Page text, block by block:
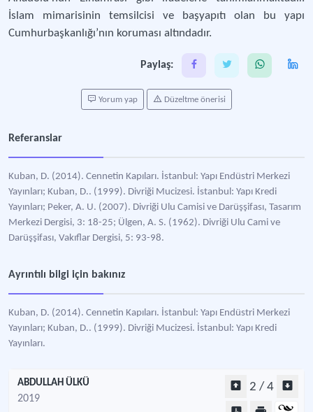
İslam mimarisinin temsilcisi ve başyapıtı olan bu yapı
Cumhurbaşkanlığı’nın koruması altındadır.
Paylaş:
Yorum yap Düzeltme önerisi
Referanslar
Kuban, D. (2014). Cennetin Kapıları. İstanbul: Yapı Endüstri Merkezi
Yayınları; Kuban, D.. (1999). Divriği Mucizesi. İstanbul: Yapı Kredi
Yayınları; Peker, A. U. (2007). Divriği Ulu Camisi ve Darüşşifası, Tasarım
Merkezi Dergisi, 3: 18-25; Ülgen, A. S. (1962). Divriği Ulu Cami ve
Darüşşifası, Vakıflar Dergisi, 5: 93-98.
Ayrıntılı bilgi için bakınız
Kuban, D. (2014). Cennetin Kapıları. İstanbul: Yapı Endüstri Merkezi
Yayınları; Kuban, D.. (1999). Divriği Mucizesi. İstanbul: Yapı Kredi
Yayınları.
ABDULLAH ÜLKÜ
2019
2 / 4